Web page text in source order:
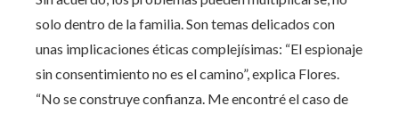
solo dentro de la familia. Son temas delicados con
unas implicaciones éticas complejísimas: “El espionaje
sin consentimiento no es el camino”, explica Flores.
“No se construye confianza. Me encontré el caso de